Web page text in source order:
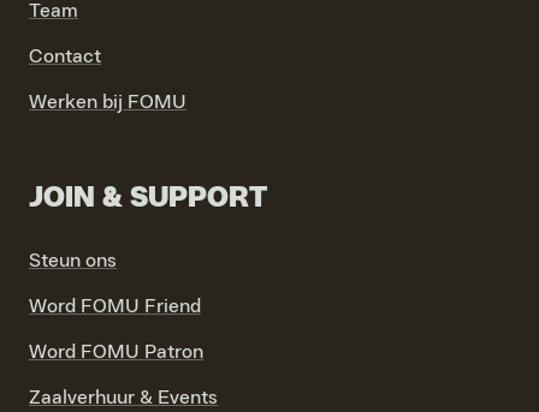
Team
Contact
Werken bij FOMU
JOIN & SUPPORT
Steun ons
Word FOMU Friend
Word FOMU Patron
Zaalverhuur & Events